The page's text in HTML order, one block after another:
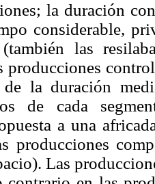
la duración
considerable,
las
producciones
de la duración
de cada
a una
producciones
Las